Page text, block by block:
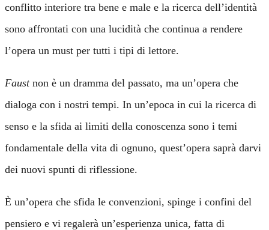
conflitto interiore tra bene e male e la ricerca dell’identità
sono affrontati con una lucidità che continua a rendere
l’opera un must per tutti i tipi di lettore.
Faustnon è un dramma del passato, ma un’opera che
dialoga con i nostri tempi. In un’epoca in cui la ricerca di
senso e la sfida ai limiti della conoscenza sono i temi
fondamentale della vita di ognuno, quest’opera saprà darvi
dei nuovi spunti di riflessione.
È un’opera che sfida le convenzioni, spinge i confini del
pensiero e vi regalerà un’esperienza unica, fatta di